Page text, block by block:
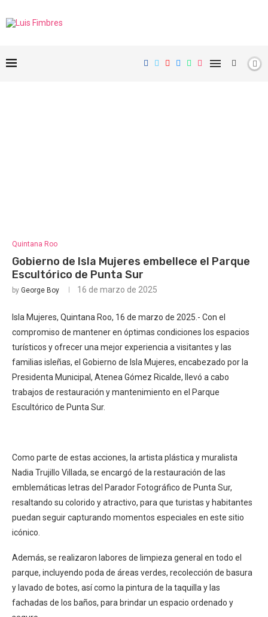
Quintana Roo
Gobierno de Isla Mujeres embellece el Parque
Escultórico de Punta Sur
by George Boy 16 de marzo de 2025
Isla Mujeres, Quintana Roo, 16 de marzo de 2025.- Con el
compromiso de mantener en óptimas condiciones los espacios
turísticos y ofrecer una mejor experiencia a visitantes y las
familias isleñas, el Gobierno de Isla Mujeres, encabezado por la
Presidenta Municipal, Atenea Gómez Ricalde, llevó a cabo
trabajos de restauración y mantenimiento en el Parque
Escultórico de Punta Sur.
Como parte de estas acciones, la artista plástica y muralista
Nadia Trujillo Villada, se encargó de la restauración de las
emblemáticas letras del Parador Fotográfico de Punta Sur,
resaltando su colorido y atractivo, para que turistas y habitantes
puedan seguir capturando momentos especiales en este sitio
icónico.
Además, se realizaron labores de limpieza general en todo el
parque, incluyendo poda de áreas verdes, recolección de basura
y lavado de botes, así como la pintura de la taquilla y las
fachadas de los baños, para brindar un espacio ordenado y